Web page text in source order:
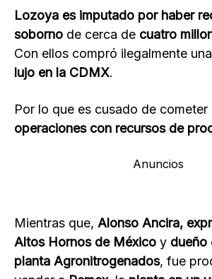
Lozoya es imputado por haber
soborno de cerca de cuatro
Con ellos compró ilegalmente una
lujo en la CDMX.
Por lo que es cusado de cometer
operaciones con recursos de
Anuncios
Mientras que, Alonso Ancira,
Altos Hornos de México y dueño
planta Agronitrogenados, fue